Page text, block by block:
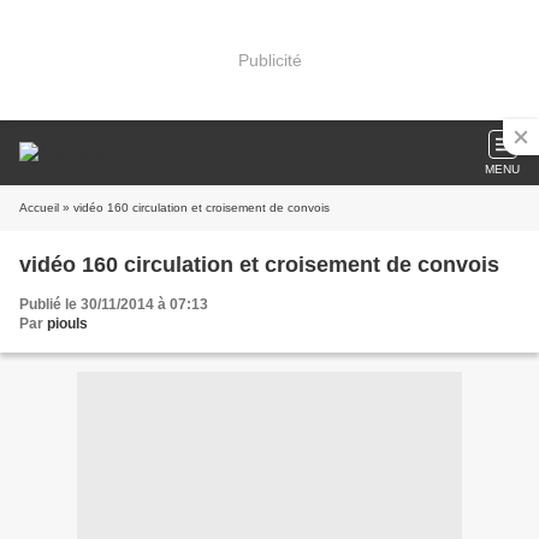
Publicité
MENU
Accueil » vidéo 160 circulation et croisement de convois
vidéo 160 circulation et croisement de convois
Publié le 30/11/2014 à 07:13
Par piouls